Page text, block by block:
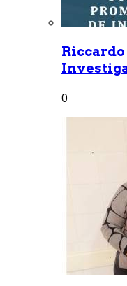
0